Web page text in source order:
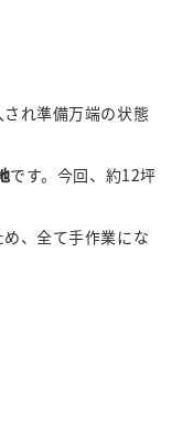
れ準備万端の状態
です。今回、約12坪
、全て手作業にな